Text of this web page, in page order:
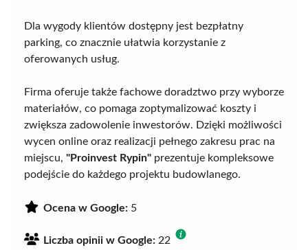
Dla wygody klientów dostępny jest bezpłatny
parking, co znacznie ułatwia korzystanie z
oferowanych usług.
Firma oferuje także fachowe doradztwo przy wyborze
materiałów, co pomaga zoptymalizować koszty i
zwiększa zadowolenie inwestorów. Dzięki możliwości
wycen online oraz realizacji pełnego zakresu prac na
miejscu, "Proinvest Rypin" prezentuje kompleksowe
podejście do każdego projektu budowlanego.
Ocena w Google: 5
Liczba opinii w Google: 22